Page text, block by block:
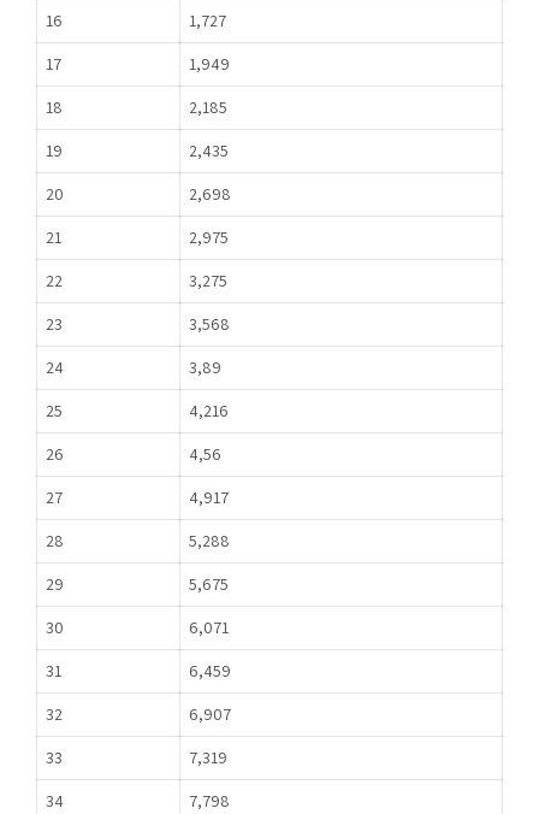
16
1,727
17
1,949
18
2,185
19
2,435
20
2,698
21
2,975
22
3,275
23
3,568
24
3,89
25
4,216
26
4,56
27
4,917
28
5,288
29
5,675
30
6,071
31
6,459
32
6,907
33
7,319
34
7,798